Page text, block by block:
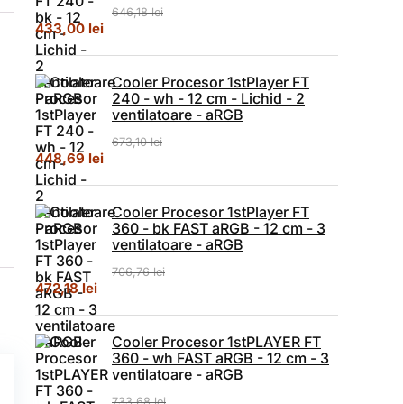
646,18lei
Prețul inițial a fost: 646,18 lei.
433,00 leiPrețul curent este: 433,00 lei.
Cooler Procesor 1stPlayer FT
240 - wh - 12 cm - Lichid - 2
ventilatoare - aRGB
673,10lei
Prețul inițial a fost: 673,10 lei.
448,69 leiPrețul curent este: 448,69 lei.
Cooler Procesor 1stPlayer FT
360 - bk FAST aRGB - 12 cm - 3
ventilatoare - aRGB
706,76lei
Prețul inițial a fost: 706,76 lei.
472,18leiPrețul curent este: 472,18 lei.
Cooler Procesor 1stPLAYER FT
360 - wh FAST aRGB - 12 cm - 3
ventilatoare - aRGB